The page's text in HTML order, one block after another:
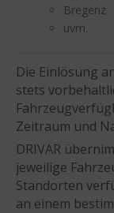
Bregenz
uvm.
Die Einlösung
stets
Zeitraum und
DRIVAR
jeweilige
Standorten
an einem